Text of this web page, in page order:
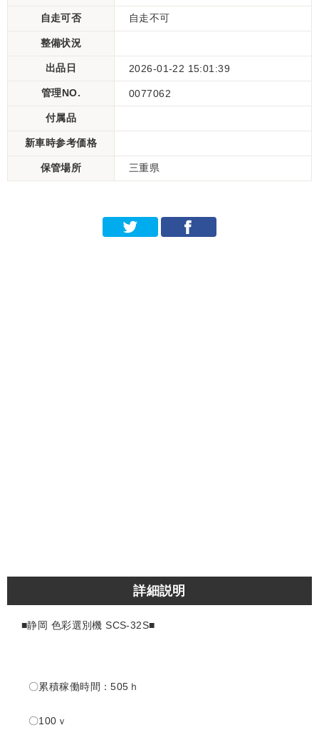
自走可否 自走不可
整備状況
出品日 2026-01-22 15:01:39
管理NO. 0077062
付属品
新車時参考価格
保管場所 三重県
詳細説明
■静岡 色彩選別機 SCS-32S■
〇累積稼働時間：505ｈ
〇100ｖ